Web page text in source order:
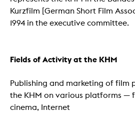
Kurzfilm [German Short Film
1994 in the executive committee.
Fields of Activity at the KHM
Publishing and marketing of film
the KHM on various platforms —
cinema, Internet